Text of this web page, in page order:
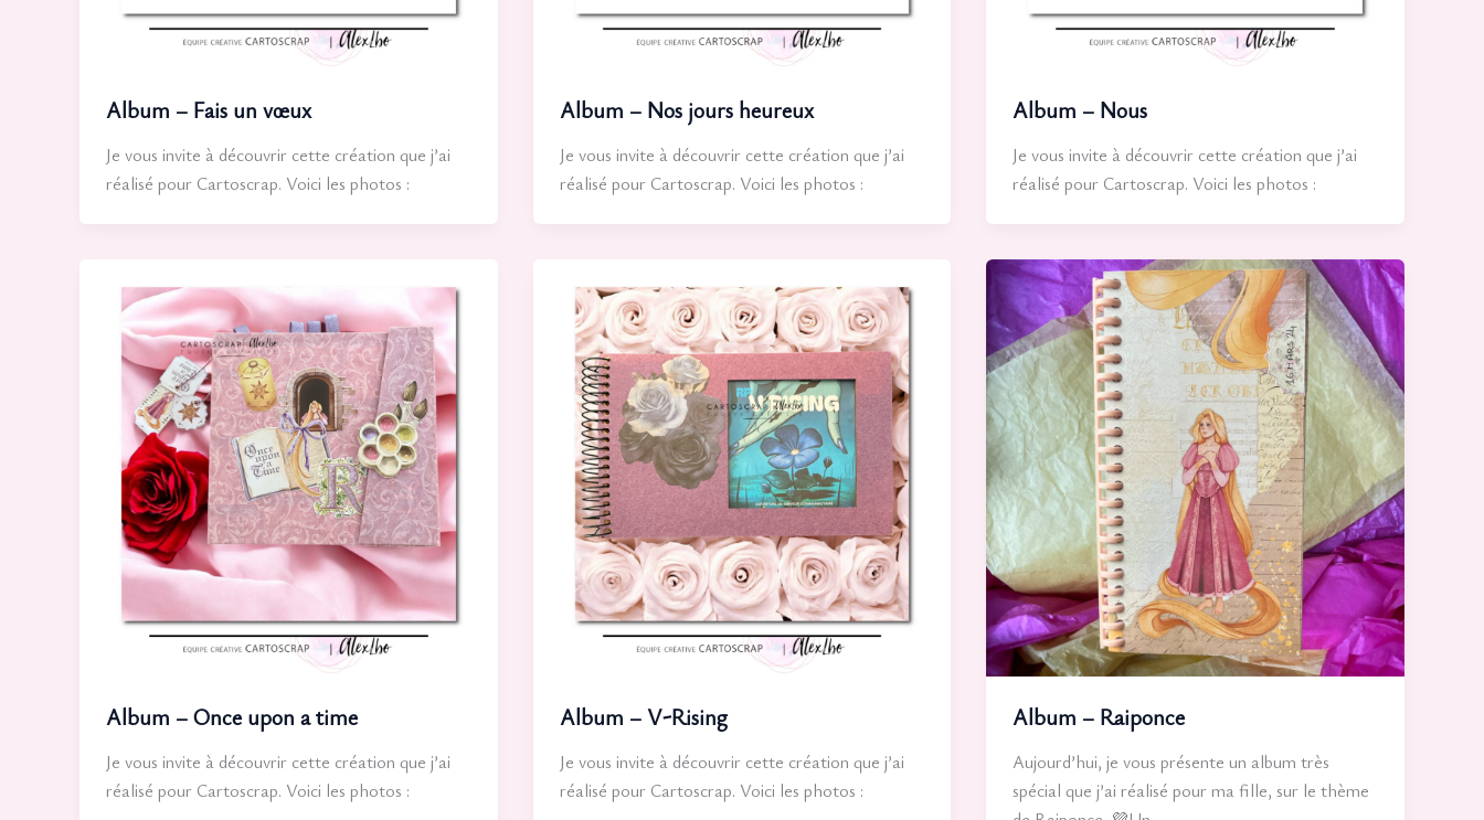
Album – Fais un vœux
Je vous invite à découvrir cette création que j’ai
réalisé pour Cartoscrap. Voici les photos :
Album – Nos jours heureux
Je vous invite à découvrir cette création que j’ai
réalisé pour Cartoscrap. Voici les photos :
Album – Nous
Je vous invite à découvrir cette création que j’ai
réalisé pour Cartoscrap. Voici les photos :
Album – Once upon a time
Je vous invite à découvrir cette création que j’ai
réalisé pour Cartoscrap. Voici les photos :
Album – V-Rising
Je vous invite à découvrir cette création que j’ai
réalisé pour Cartoscrap. Voici les photos :
Album – Raiponce
Aujourd’hui, je vous présente un album très
spécial que j’ai réalisé pour ma fille, sur le thème